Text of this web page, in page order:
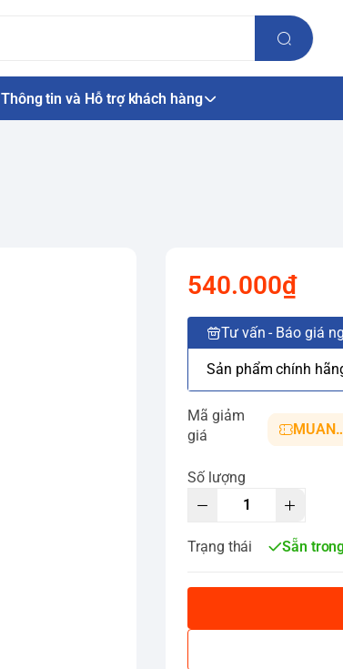
Thông tin và Hỗ trợ khách hàng
540.000₫
Tư vấn - Báo giá
Sản phẩm chính
Mã giảm
giá
Số lượng
Trạng thái Sẵn